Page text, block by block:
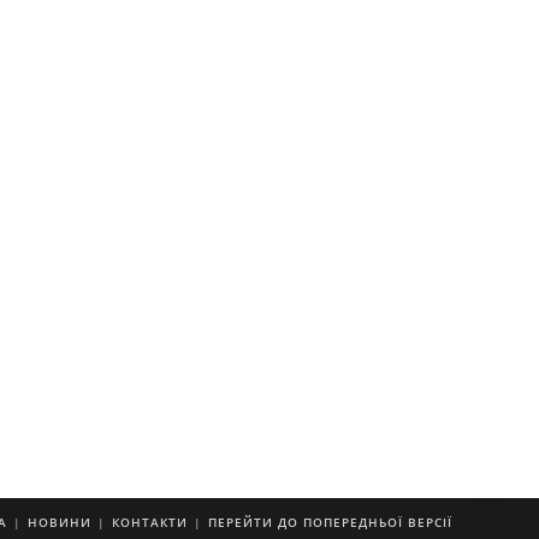
НОВИНИ КОНТАКТИ ПЕРЕЙТИ ДО ПОПЕРЕДНЬОЇ ВЕРСІЇ